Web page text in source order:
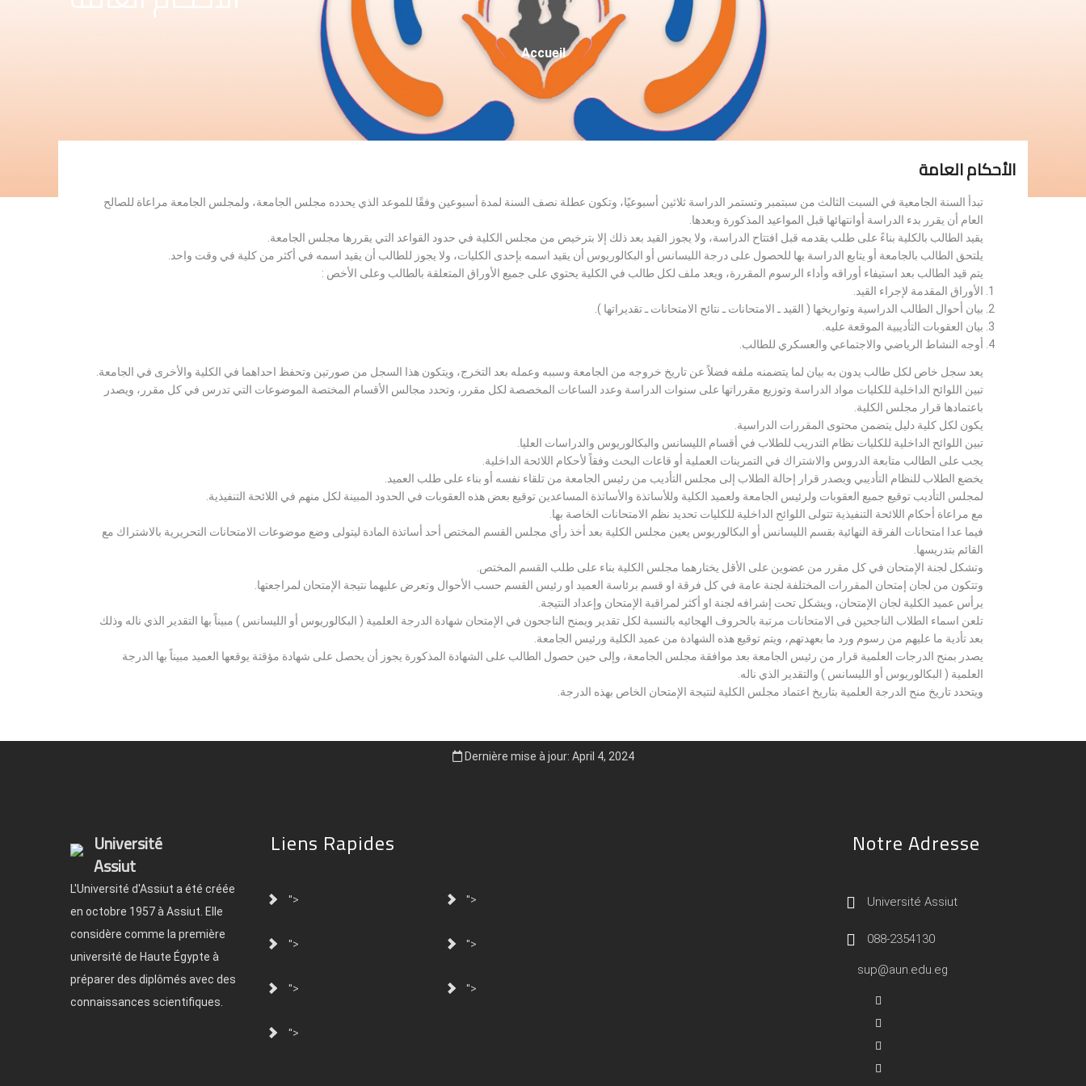
Fil
D'Ariane
Accueil
الأحكام العامة
تبدأ السنة الجامعية في السبت الثالث من سبتمبر وتستمر الدراسة ثلاثين أسبوعيًا، وتكون عطلة نصف السنة لمدة أسبوعين وفقًا للموعد الذي يحدده مجلس الجامعة، ولمجلس الجامعة مراعاة للصالح
العام أن يقرر بدء الدراسة أوانتهائها قبل المواعيد المذكورة وبعدها.
يقيد الطالب بالكلية بناءً على طلب يقدمه قبل افتتاح الدراسة، ولا يجوز القيد بعد ذلك إلا بترخيص من مجلس الكلية في حدود القواعد التي يقررها مجلس الجامعة.
يلتحق الطالب بالجامعة أو يتابع الدراسة بها للحصول على درجة الليسانس أو البكالوريوس أن يقيد اسمه بإحدى الكليات، ولا يجوز للطالب أن يقيد اسمه في أكثر من كلية في وقت واحد.
يتم قيد الطالب بعد استيفاء أوراقه وأداء الرسوم المقررة، ويعد ملف لكل طالب في الكلية يحتوي على جميع الأوراق المتعلقة بالطالب وعلى الأخص :
الأوراق المقدمة لإجراء القيد.
بيان أحوال الطالب الدراسية وتواريخها ( القيد ـ الامتحانات ـ نتائح الامتحانات ـ تقديراتها ).
بيان العقوبات التأديبية الموقعة عليه.
أوجه النشاط الرياضي والاجتماعي والعسكري للطالب.
يعد سجل خاص لكل طالب يدون به بيان لما يتضمنه ملفه فضلاً عن تاريخ خروجه من الجامعة وسببه وعمله بعد التخرج، ويتكون هذا السجل من صورتين وتحفظ احداهما في الكلية والأخرى في الجامعة.
تبين اللوائح الداخلية للكليات مواد الدراسة وتوزيع مقرراتها على سنوات الدراسة وعدد الساعات المخصصة لكل مقرر، وتحدد مجالس الأقسام المختصة الموضوعات التي تدرس في كل مقرر، ويصدر
باعتمادها قرار مجلس الكلية.
يكون لكل كلية دليل يتضمن محتوى المقررات الدراسية.
تبين اللوائح الداخلية للكليات نظام التدريب للطلاب في أقسام الليسانس والبكالوريوس والدراسات العليا.
يجب على الطالب متابعة الدروس والاشتراك في التمرينات العملية أو قاعات البحث وفقاً لأحكام اللائحة الداخلية.
يخضع الطلاب للنظام التأديبي ويصدر قرار إحالة الطلاب إلى مجلس التأديب من رئيس الجامعة من تلقاء نفسه أو بناء على طلب العميد.
لمجلس التأديب توقيع جميع العقوبات ولرئيس الجامعة ولعميد الكلية وللأساتذة والأساتذة المساعدين توقيع بعض هذه العقوبات في الحدود المبينة لكل منهم في اللائحة التنفيذية.
مع مراعاة أحكام اللائحة التنفيذية تتولى اللوائح الداخلية للكليات تحديد نظم الامتحانات الخاصة بها.
فيما عدا امتحانات الفرقة النهائية بقسم الليسانس أو البكالوريوس يعين مجلس الكلية بعد أخذ رأي مجلس القسم المختص أحد أساتذة المادة ليتولى وضع موضوعات الامتحانات التحريرية بالاشتراك مع
القائم بتدريسها.
وتشكل لجنة الإمتحان في كل مقرر من عضوين على الأقل يختارهما مجلس الكلية بناء على طلب القسم المختص.
وتتكون من لجان إمتحان المقررات المختلفة لجنة عامة في كل فرقة او قسم برئاسة العميد او رئيس القسم حسب الأحوال وتعرض عليهما نتيجة الإمتحان لمراجعتها.
يرأس عميد الكلية لجان الإمتحان، ويشكل تحت إشرافه لجنة او أكثر لمراقبة الإمتحان وإعداد النتيجة.
تلعن اسماء الطلاب الناجحين فى الامتحانات مرتبة بالحروف الهجائيه بالنسبة لكل تقدير ويمنح الناجحون في الإمتحان شهادة الدرجة العلمية ( البكالوريوس أو الليسانس ) مبيناً بها التقدير الذي ناله وذلك
بعد تأدية ما عليهم من رسوم ورد ما بعهدتهم، ويتم توقيع هذه الشهادة من عميد الكلية ورئيس الجامعة.
يصدر بمنح الدرجات العلمية قرار من رئيس الجامعة بعد موافقة مجلس الجامعة، وإلى حين حصول الطالب على الشهادة المذكورة يجوز أن يحصل على شهادة مؤقتة يوقعها العميد مبيناً بها الدرجة
العلمية ( البكالوريوس أو الليسانس ) والتقدير الذي ناله.
ويتحدد تاريخ منح الدرجة العلمية بتاريخ اعتماد مجلس الكلية لنتيجة الإمتحان الخاص بهذه الدرجة.
Dernière mise à jour: April 4, 2024
Université
Assiut
L'Université d'Assiut a été créée
en octobre 1957 à Assiut. Elle
considère comme la première
université de Haute Égypte à
préparer des diplômés avec des
connaissances scientifiques.
Liens Rapides
"> ">
"> ">
"> ">
">
Notre Adresse
Université Assiut
088-2354130
sup@aun.edu.eg